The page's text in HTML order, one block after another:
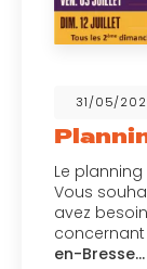
31/05/
Le
Vous
avez
en-Bresse…